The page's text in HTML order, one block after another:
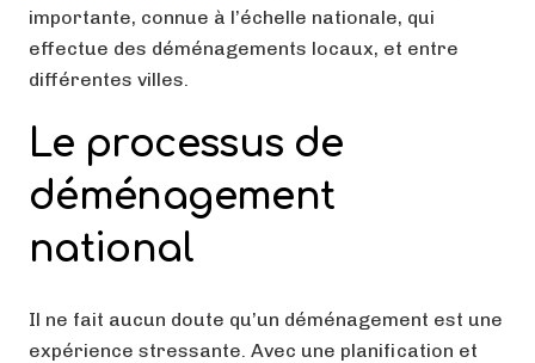
importante, connue à l’échelle nationale, qui
effectue des déménagements locaux, et entre
différentes villes.
Le processus de
déménagement
national
Il ne fait aucun doute qu’un déménagement est une
expérience stressante. Avec une planification et